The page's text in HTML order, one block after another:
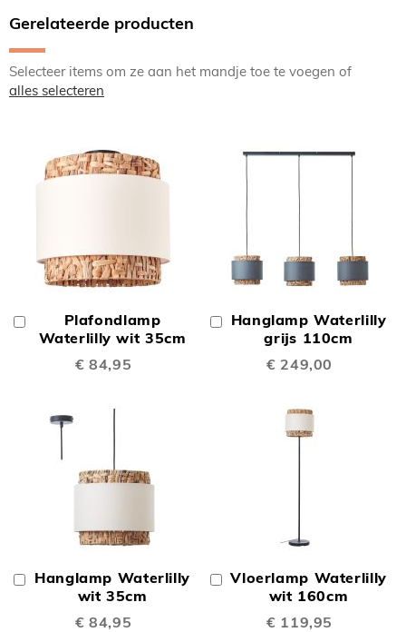
Gerelateerde producten
Selecteer items om ze aan het mandje toe te voegen of
alles selecteren
Plafondlamp
Waterlilly wit 35cm
€ 84,95
Winkelwagen
Hanglamp Waterlilly
grijs 110cm
€ 249,00
In
Winkelwagen
Hanglamp Waterlilly
wit 35cm
€ 84,95
In
Winkelwagen
Vloerlamp Waterlilly
wit 160cm
€ 119,95
In
Winkelwagen